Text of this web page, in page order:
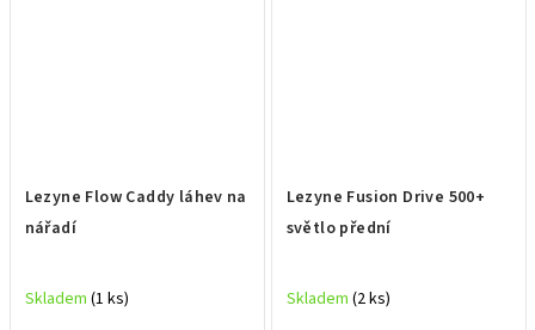
Lezyne Flow Caddy láhev na
nářadí
Skladem (1 ks)
Lezyne Fusion Drive 500+
světlo přední
Skladem (2 ks)